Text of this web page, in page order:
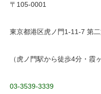
〒105-0001
東京都港区虎ノ門1-11-7 第
（虎ノ門駅から徒歩4分・霞
03-3539-3339